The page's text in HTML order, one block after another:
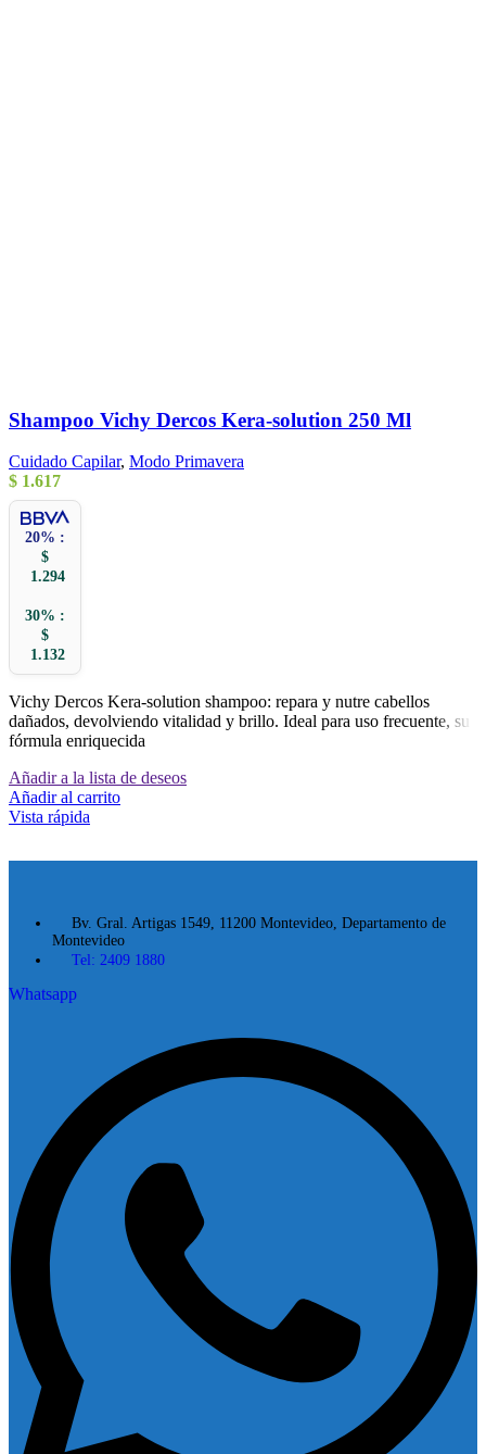
Shampoo Vichy Dercos Kera-solution 250 Ml
Cuidado Capilar, Modo Primavera
$ 1.617
20% :
$
1.294
30% :
$
1.132
Vichy Dercos Kera-solution shampoo: repara y nutre cabellos
dañados, devolviendo vitalidad y brillo. Ideal para uso frecuente, su
fórmula enriquecida
Añadir a la lista de deseos
Añadir al carrito
Vista rápida
Bv. Gral. Artigas 1549, 11200 Montevideo, Departamento de
Montevideo
Tel: 2409 1880
Whatsapp